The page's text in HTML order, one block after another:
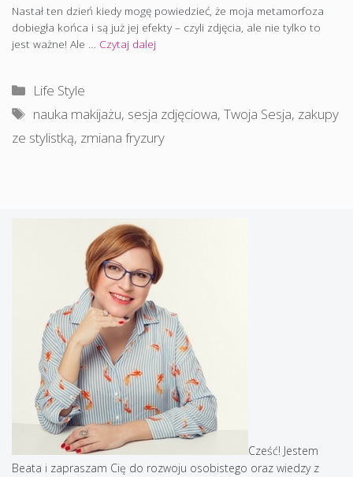
Nastał ten dzień kiedy mogę powiedzieć, że moja metamorfoza
dobiegła końca i są już jej efekty – czyli zdjęcia, ale nie tylko to
jest ważne! Ale … Czytaj dalej
Kategorie
Life Style
Tagi
nauka makijażu, sesja zdjęciowa,Twoja Sesja, zakupy
ze stylistką, zmiana fryzury
Cześć! Jestem
Beata i zapraszam Cię do rozwoju osobistego oraz wiedzy z